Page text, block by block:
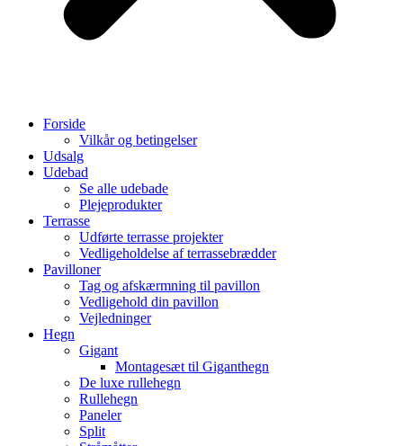
Forside
Vilkår og betingelser
Udsalg
Udebad
Se alle udebade
Plejeprodukter
Terrasse
Udførte terrasse projekter
Vedligeholdelse af terrassebrædder
Pavilloner
Tag og afskærmning til pavillon
Vedligehold din pavillon
Vejledninger
Hegn
Gigant
Montagesæt til Giganthegn
De luxe rullehegn
Rullehegn
Paneler
Split